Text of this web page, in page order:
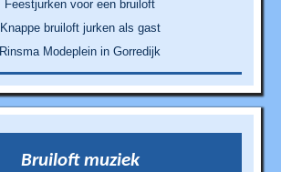
Feestjurken voor een bruiloft
Knappe bruiloft jurken als gast
Rinsma Modeplein in Gorredijk
Bruiloft muziek